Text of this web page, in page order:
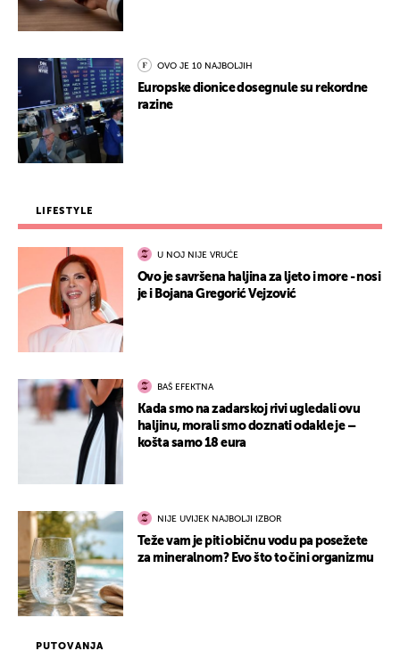
PUTOVANJA
OVO JE 10 NAJBOLJIH
Europske dionice dosegnule su rekordne
razine
LIFESTYLE
U NOJ NIJE VRUĆE
Ovo je savršena haljina za ljeto i more - nosi
je i Bojana Gregorić Vejzović
BAŠ EFEKTNA
Kada smo na zadarskoj rivi ugledali ovu
haljinu, morali smo doznati odakle je –
košta samo 18 eura
NIJE UVIJEK NAJBOLJI IZBOR
Teže vam je piti običnu vodu pa posežete
za mineralnom? Evo što to čini organizmu